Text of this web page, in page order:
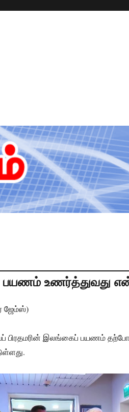
பயணம் உணர்த்துவது
ஜேம்ஸ்)
பிரதமரின் இலங்கைப் பயணம்